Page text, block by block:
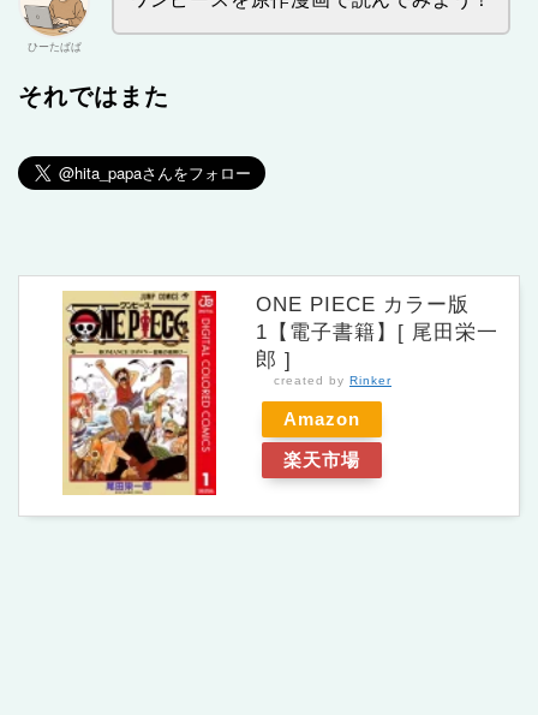
ひーたぱぱ
それではまた
ONE PIECE カラー版
1【電子書籍】[ 尾田栄一
郎 ]
created by Rinker
Amazon
楽天市場